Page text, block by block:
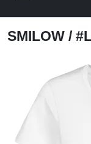
SMILOW /